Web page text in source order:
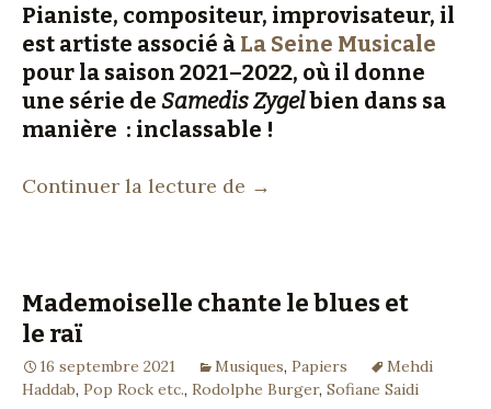
Pianiste, compositeur, improvisateur, il
est artiste associé à La Seine Musicale
pour la saison 2021–2022, où il donne
une série de Samedis Zygelbien dans sa
manière : inclassable !
Continuer la lecture de Jean-François Zygel
→
Mademoiselle chante le blues et
le raï
16 septembre 2021 Musiques, Papiers
Mehdi
Haddab, Pop Rock etc., Rodolphe Burger, Sofiane Saidi